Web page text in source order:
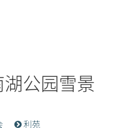
公园雪景
利苑